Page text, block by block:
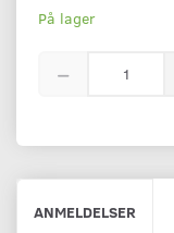
På lager
ANMELDELSER